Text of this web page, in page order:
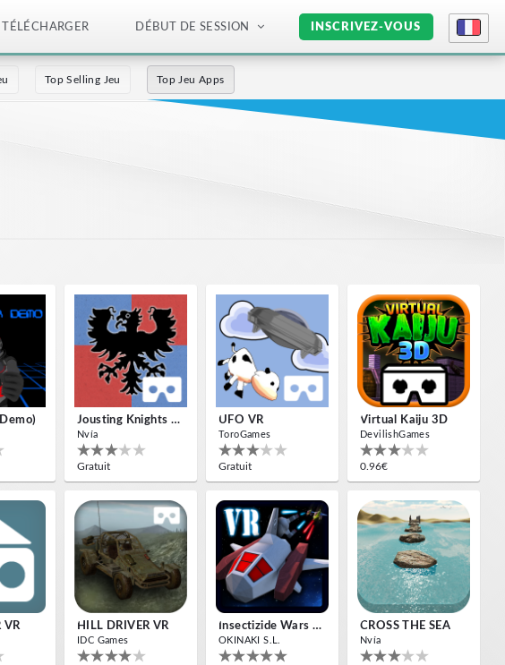
TÉLÉCHARGER DÉBUT DE SESSION INSCRIVEZ-VOUS
Top Selling Jeu Top Jeu Apps
Jousting Knights VR
Nvía
Gratuit
UFO VR
ToroGames
Gratuit
Virtual Kaiju 3D
DevilishGames
0.96€
VR HILL DRIVER VR
IDC Games
Insectizide Wars VR
OKINAKI S.L.
CROSS THE SEA
Nvía